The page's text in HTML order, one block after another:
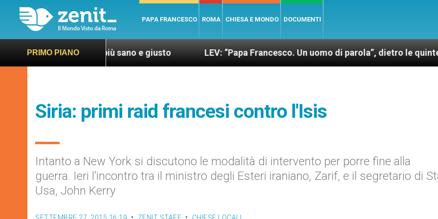
PAPA FRANCESCO ROMA CHIESA E MONDO DOCUMENTI
PRIMO PIANO
un mondo più sano e giusto LEV: “Papa Francesco. Un uomo di parola”, dietro le quinte
Siria: primi raid francesi contro l'Isis
Intanto a New York si discutono le modalità di intervento per porre fine alla
guerra. Ieri l’incontro tra il ministro degli Esteri iraniano, Zarif, e il segretario di
Usa, John Kerry